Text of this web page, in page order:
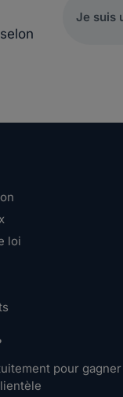
loi
pour